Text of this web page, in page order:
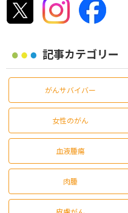
記事カテゴリー
がんサバイバー
女性のがん
血液腫瘍
肉腫